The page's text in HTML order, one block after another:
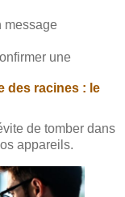
message
une
des racines : le
de tomber dans
appareils.